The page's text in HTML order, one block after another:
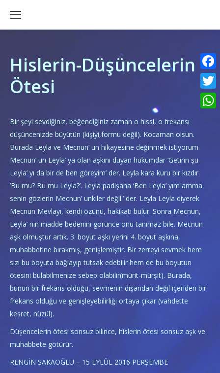
Hislerin-Düşüncelerin
Ötesi
Bir şeyi sevdiğiniz, beğendiğiniz zaman o hissi, o frekansı
düşüncenizde büyütün (kişiyi,formu değil). Kocaman olsun.
Burada Leyla ve Mecnun’ un hikayesine değinmek istiyorum.
Mecnun’ un Leyla’ ya olan aşkını duyan hükümdar ’Getirin şu
Leyla’ yı da bir de ben göreyim’ der. Leyla kara kuru bir kızdır.
’Bu mu? Bu mu Leyla?’. Leyla padişaha ‘Ben Leyla’ yım amma
senin gözlerin Mecnun’ unkiler değil.’ der. Leyla Leyla diyerek
Mecnun Mevlayı, kendi özünü, hakikati bulur. Sonra Mecnun,
Leyla’ nın madde bedenini görünce onu tanımaz bile. Mecnun
aşk olmuştur artık. 3. boyut aşkı yerini 4. boyut aşkına,
muhabbetine bırakmış, genişlemiştir. Bir zerreyi sevmek hem
sizi bu boyuta bağlayıp tutsak edebilir hem de bu boyutun
ötesini bulabilmenize sebep olabilir(mürit-mürşit). Burada,
bunun bir frekans olduğu, sevmenin dışarıdan değil içeriden bir
frekans olduğu ve genişleyebilirliği ortaya çıkar (vahdette
kesret, nüzül).
Düşencelerin ötesi sonsuz bilince, hislerin ötesi sonsuz aşk ve
muhabbete götürür.
RENGİN SAKAOĞLU – 15 EYLÜL 2016 PERŞEMBE